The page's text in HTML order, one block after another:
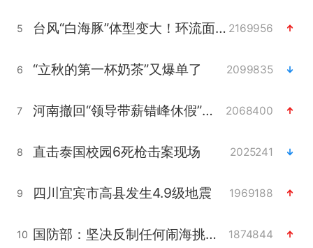
5 台风“白海豚”体型变大！环流面积接近13个浙江那么大 2169956
6 “立秋的第一杯奶茶”又爆单了 2099835
7 河南撤回“领导带薪错峰休假”通知 2068400
8 直击泰国校园6死枪击案现场 2025241
9 四川宜宾市高县发生4.9级地震 1969188
10 国防部：坚决反制任何闹海挑衅图谋 1874844